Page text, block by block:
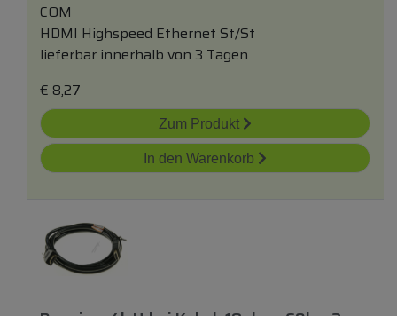
COM
HDMI Highspeed Ethernet St/St
lieferbar innerhalb von 3 Tagen
€ 8,27
Zum Produkt
In den Warenkorb